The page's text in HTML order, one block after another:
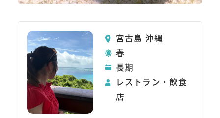
宮古島 沖縄
春
長期
レストラン・飲食
店